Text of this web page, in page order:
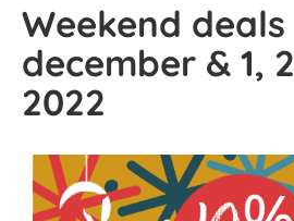
Weekend deals
december & 1,
2022